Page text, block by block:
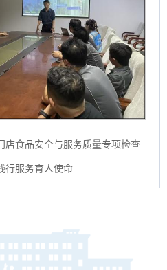
店食品安全与服务质量专项检查
行服务育人使命